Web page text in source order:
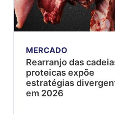
MERCADO
Rearranjo das
proteicas expõe
estratégias
em 2026